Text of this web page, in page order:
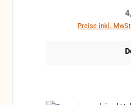
Preise inkl.